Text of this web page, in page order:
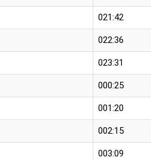
021:42
022:36
023:31
000:25
001:20
002:15
003:09